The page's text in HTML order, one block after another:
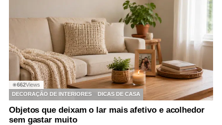
◉662Views
DECORAÇÃO DE INTERIORES
DICAS DE CASA
Objetos que deixam o lar mais afetivo e acolhedor
sem gastar muito